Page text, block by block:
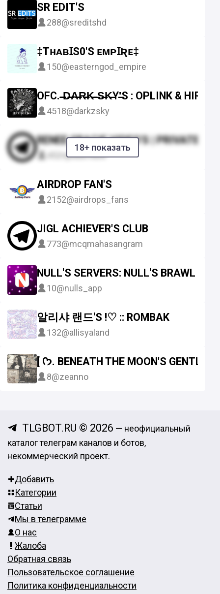
SR EDIT'S
288@sreditshd
‡TʜᴀʙꞮS0'S ᴇᴍᴘꞮƦᴇ‡
150@easterngod_empire
OFC. ̶̶̶D̶̶̶A̶̶̶R̶̶̶K̶̶ ̶S̶K̶Y'̶S : OPLINK & HIRMIN
4518@darkzsky
18+ показать
RENEE GRACIE VIDEO'S | PRIVATE |
приватный
AIRDROP FAN'S
2152@airdrops_fans
JIGL ACHIEVER'S CLUB
773@mcqmahasangram
NULL'S SERVERS: NULL'S BRAWL |
10@nulls_app
알리샤 랜드'S !♡ :: ROMBAK
132@allisyaland
[ ᡣ𐭩. BENEATH THE MOON'S
8@zeanno
TLGBOT.RU © 2026 — неофициальный
каталог телеграм каналов и ботов,
некоммерческий проект.
Добавить
Категории
Статьи
Мы в телеграмме
О нас
Жалоба
Обратная связь
Пользовательское соглашение
Политика конфиденциальности